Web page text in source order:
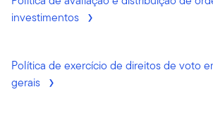
investimentos
Política de exercício de direitos de voto
gerais